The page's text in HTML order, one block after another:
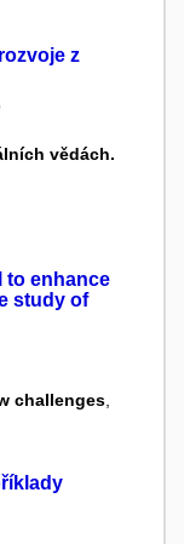
z
vědách.
to enhance
study of
challenges